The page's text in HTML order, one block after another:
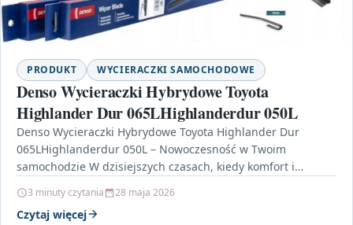
PRODUKT WYCIERACZKI SAMOCHODOWE
Denso Wycieraczki Hybrydowe Toyota
Highlander Dur 065LHighlanderdur 050L
Denso Wycieraczki Hybrydowe Toyota Highlander Dur
065LHighlanderdur 050L – Nowoczesność w Twoim
samochodzie W dzisiejszych czasach, kiedy komfort i
3 minuty czytania 28 maja 2026
Czytaj więcej